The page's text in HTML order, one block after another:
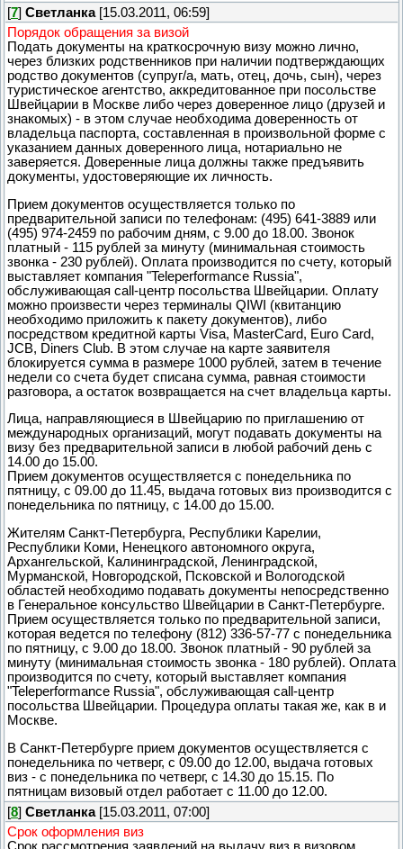
[7] Светланка[15.03.2011, 06:59]
Порядок обращения за визой
Подать документы на краткосрочную визу можно лично,
через близких родственников при наличии подтверждающих
родство документов (супруг/а, мать, отец, дочь, сын), через
туристическое агентство, аккредитованное при посольстве
Швейцарии в Москве либо через доверенное лицо (друзей и
знакомых) - в этом случае необходима доверенность от
владельца паспорта, составленная в произвольной форме с
указанием данных доверенного лица, нотариально не
заверяется. Доверенные лица должны также предъявить
документы, удостоверяющие их личность.
Прием документов осуществляется только по
предварительной записи по телефонам: (495) 641-3889 или
(495) 974-2459 по рабочим дням, с 9.00 до 18.00. Звонок
платный - 115 рублей за минуту (минимальная стоимость
звонка - 230 рублей). Оплата производится по счету, который
выставляет компания "Teleperformance Russia",
обслуживающая call-центр посольства Швейцарии. Оплату
можно произвести через терминалы QIWI (квитанцию
необходимо приложить к пакету документов), либо
посредством кредитной карты Visa, MasterCard, Euro Card,
JCB, Diners Club. В этом случае на карте заявителя
блокируется сумма в размере 1000 рублей, затем в течение
недели со счета будет списана сумма, равная стоимости
разговора, а остаток возвращается на счет владельца карты.
Лица, направляющиеся в Швейцарию по приглашению от
международных организаций, могут подавать документы на
визу без предварительной записи в любой рабочий день с
14.00 до 15.00.
Прием документов осуществляется с понедельника по
пятницу, с 09.00 до 11.45, выдача готовых виз производится с
понедельника по пятницу, с 14.00 до 15.00.
Жителям Санкт-Петербурга, Республики Карелии,
Республики Коми, Ненецкого автономного округа,
Архангельской, Калининградской, Ленинградской,
Мурманской, Новгородской, Псковской и Вологодской
областей необходимо подавать документы непосредственно
в Генеральное консульство Швейцарии в Санкт-Петербурге.
Прием осуществляется только по предварительной записи,
которая ведется по телефону (812) 336-57-77 с понедельника
по пятницу, с 9.00 до 18.00. Звонок платный - 90 рублей за
минуту (минимальная стоимость звонка - 180 рублей). Оплата
производится по счету, который выставляет компания
"Teleperformance Russia", обслуживающая call-центр
посольства Швейцарии. Процедура оплаты такая же, как в и
Москве.
В Санкт-Петербурге прием документов осуществляется с
понедельника по четверг, с 09.00 до 12.00, выдача готовых
виз - с понедельника по четверг, с 14.30 до 15.15. По
пятницам визовый отдел работает с 11.00 до 12.00.
[8] Светланка[15.03.2011, 07:00]
Срок оформления виз